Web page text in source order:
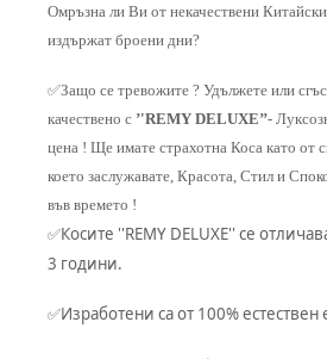
Омръзна ли Ви от некачествени
издържат броени дни?
✅Защо се тревожите ? Удължете или
качествено с ’'REMY DELUXE’’-
цена ! Ще имате страхотна Коса като от
което заслужавате, Красота, Стил и
във времето !
✅Косите ''REMY DELUXE'' се
3 години.
✅Изработени са от 100%